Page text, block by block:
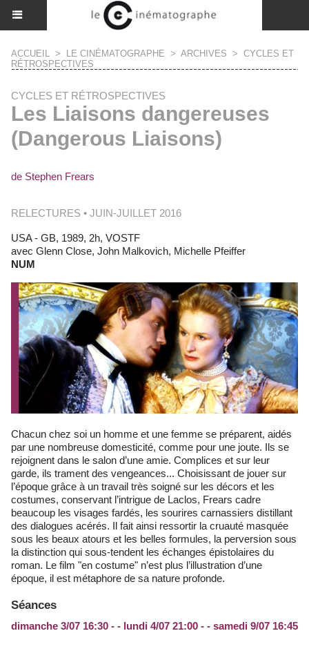
ACCUEIL > LE CINÉMATOGRAPHE > ARCHIVES > CYCLES ET
RÉTROSPECTIVES
CYCLES ET RÉTROSPECTIVES
Les Liaisons dangereuses
(Dangerous Liaisons)
de Stephen Frears
RELECTURES • JUIN-JUILLET 2016
USA - GB, 1989, 2h, VOSTF
avec Glenn Close, John Malkovich, Michelle Pfeiffer
NUM
Chacun chez soi un homme et une femme se préparent, aidés
par une nombreuse domesticité, comme pour une joute. Ils se
rejoignent dans le salon d’une amie. Complices et sur leur
garde, ils trament des vengeances... Choisissant de jouer sur
l’époque grâce à un travail très soigné sur les décors et les
costumes, conservant l’intrigue de Laclos, Frears cadre
beaucoup les visages fardés, les sourires carnassiers distillant
des dialogues acérés. Il fait ainsi ressortir la cruauté masquée
sous les beaux atours et les belles formules, la perversion sous
la distinction qui sous-tendent les échanges épistolaires du
roman. Le film "en costume" n’est plus l’illustration d’une
époque, il est métaphore de sa nature profonde.
Séances
dimanche 3/07 16:30 - - lundi 4/07 21:00 - - samedi 9/07 16:45